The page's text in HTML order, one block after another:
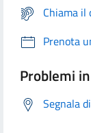
Chiama
Prenota
Problemi
Segnala